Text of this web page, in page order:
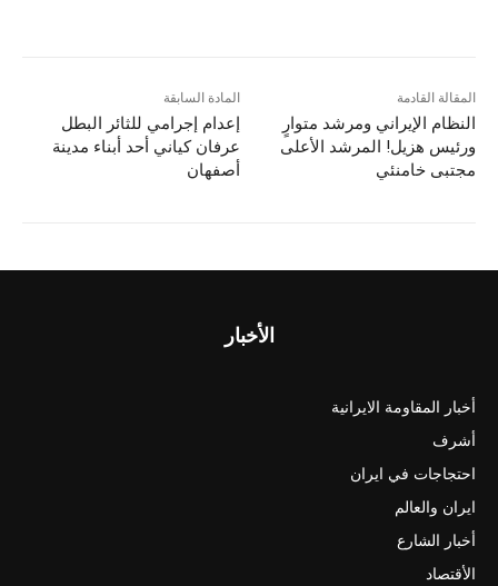
المادة السابقة
إعدام إجرامي للثائر البطل
عرفان كياني أحد أبناء مدينة
أصفهان
المقالة القادمة
النظام الإيراني ومرشد متوارٍ
ورئيس هزيل! المرشد الأعلى
مجتبى خامنئي
الأخبار
أخبار المقاومة الايرانية
أشرف
احتجاجات في ايران
ايران والعالم
أخبار الشارع
الأقتصاد